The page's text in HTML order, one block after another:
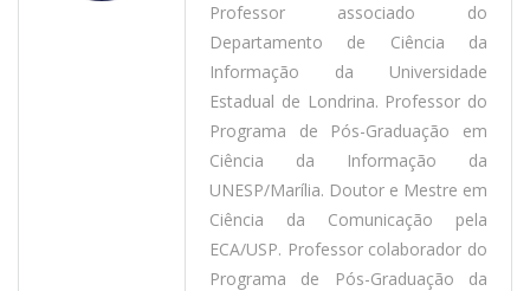
Professor associado do
Departamento de Ciência da
Informação da Universidade
Estadual de Londrina. Professor do
Programa de Pós-Graduação em
Ciência da Informação da
UNESP/Marília. Doutor e Mestre em
Ciência da Comunicação pela
ECA/USP. Professor colaborador do
Programa de Pós-Graduação da